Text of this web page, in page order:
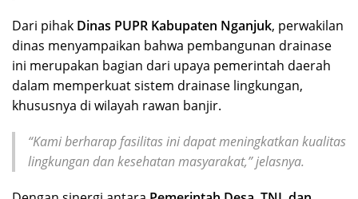
Dari pihak Dinas PUPR Kabupaten Nganjuk, perwakilan
dinas menyampaikan bahwa pembangunan drainase
ini merupakan bagian dari upaya pemerintah daerah
dalam memperkuat sistem drainase lingkungan,
khususnya di wilayah rawan banjir.
“Kami berharap fasilitas ini dapat meningkatkan kualitas
lingkungan dan kesehatan masyarakat,” jelasnya.